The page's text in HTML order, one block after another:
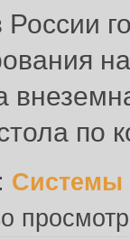
по
Системы